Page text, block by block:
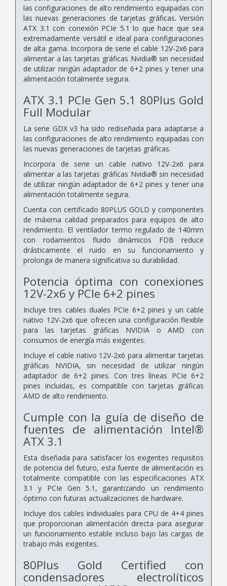
las configuraciones de alto rendimiento equipadas con
las nuevas generaciones de tarjetas gráficas. Versión
ATX 3.1 con conexión PCIe 5.1 lo que hace que sea
extremadamente versátil e ideal para configuraciones
de alta gama. Incorpora de serie el cable 12V-2x6 para
alimentar a las tarjetas gráficas Nvidia® sin necesidad
de utilizar ningún adaptador de 6+2 pines y tener una
alimentación totalmente segura.
ATX 3.1 PCIe Gen 5.1 80Plus Gold
Full Modular
La serie GDX v3 ha sido rediseñada para adaptarse a
las configuraciones de alto rendimiento equipadas con
las nuevas generaciones de tarjetas gráficas.
Incorpora de serie un cable nativo 12V-2x6 para
alimentar a las tarjetas gráficas Nvidia® sin necesidad
de utilizar ningún adaptador de 6+2 pines y tener una
alimentación totalmente segura.
Cuenta con certificado 80PLUS GOLD y componentes
de máxima calidad preparados para equipos de alto
rendimiento. El ventilador termo regulado de 140mm
con rodamientos fluido dinámicos FDB reduce
drásticamente el ruido en su funcionamiento y
prolonga de manera significativa su durabilidad.
Potencia óptima con conexiones
12V-2x6 y PCIe 6+2 pines
Incluye tres cables duales PCIe 6+2 pines y un cable
nativo 12V-2x6 que ofrecen una configuración flexible
para las tarjetas gráficas NVIDIA o AMD con
consumos de energía más exigentes.
Incluye el cable nativo 12V-2x6 para alimentar tarjetas
gráficas NVIDIA, sin necesidad de utilizar ningún
adaptador de 6+2 pines. Con tres líneas PCIe 6+2
pines incluidas, es compatible con tarjetas gráficas
AMD de alto rendimiento.
Cumple con la guía de diseño de
fuentes de alimentación Intel®
ATX 3.1
Esta diseñada para satisfacer los exigentes requisitos
de potencia del futuro, esta fuente de alimentación es
totalmente compatible con las especificaciones ATX
3.1 y PCIe Gen 5.1, garantizando un rendimiento
óptimo con futuras actualizaciones de hardware.
Incluye dos cables individuales para CPU de 4+4 pines
que proporcionan alimentación directa para asegurar
un funcionamiento estable incluso bajo las cargas de
trabajo más exigentes.
80Plus Gold Certified con
condensadores electrolíticos